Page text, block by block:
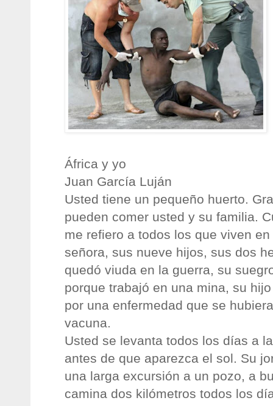
África y yo
Juan García Luján
Usted tiene un pequeño huerto.
pueden comer usted y su familia.
me refiero a todos los que viven
señora, sus nueve hijos, sus dos
quedó viuda en la guerra, su
porque trabajó en una mina, su
por una enfermedad que se
vacuna.
Usted se levanta todos los días a
antes de que aparezca el sol. Su
una larga excursión a un pozo, a
camina dos kilómetros todos los